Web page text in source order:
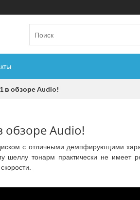
в обзоре Audio!
обзоре Audio!
с отличными демпфирующими
тонарм практически не имеет